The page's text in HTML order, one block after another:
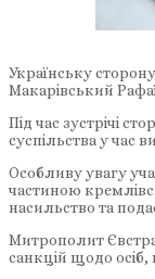
Українську
Макарівський
Під час зустрічі
суспільства у час
Особливу увагу
частиною
насильство та
Митрополит
санкцій щодо осіб,